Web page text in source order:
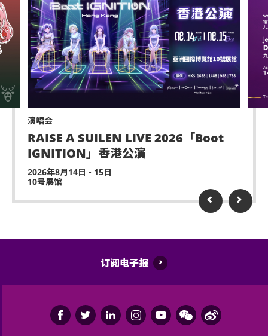
演唱会
RAISE A SUILEN LIVE 2026「Boot
IGNITION」香港公演
2026年8月14日 - 15日
10号展馆
订阅电子报